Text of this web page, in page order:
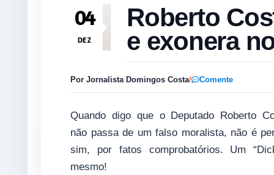
04
DEZ
Roberto
e exonera
Por Jornalista Domingos Costa/ Comente
Quando digo que o Deputado Roberto
não passa de um falso moralista, não é
sim, por fatos comprobatórios. Um
mesmo!